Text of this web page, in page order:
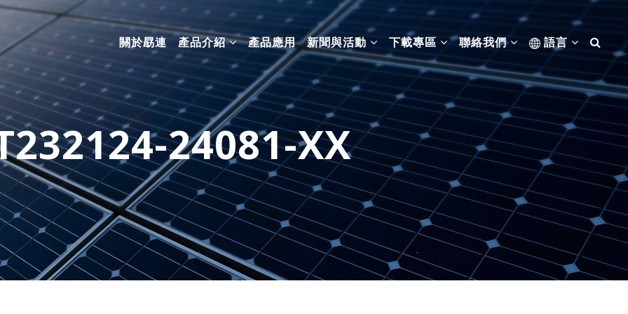
關於勗連 產品介紹 產品應用 新聞與活動 下載專區 聯絡我們 語言
24081-XX